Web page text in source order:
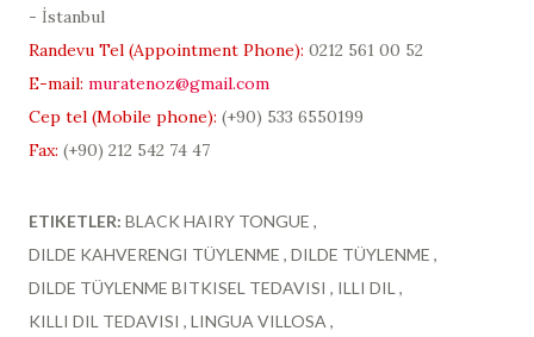
- İstanbul
Randevu Tel (Appointment Phone): 0212 561 00 52
E-mail: muratenoz@gmail.com
Cep tel (Mobile phone): (+90) 533 6550199
Fax: (+90) 212 542 74 47
ETIKETLER: BLACK HAIRY TONGUE
DILDE KAHVERENGI TÜYLENME DILDE TÜYLENME
DILDE TÜYLENME BITKISEL TEDAVISI
ILLI DIL
KILLI DIL TEDAVISI
LINGUA VILLOSA